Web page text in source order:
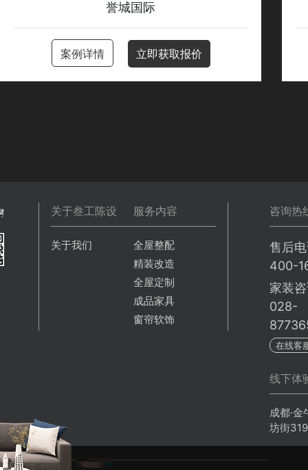
誉城国际
案例详情 立即获取报价
关于叁工陈设
关于我们
服务内容
全屋整配
精装改造
全屋定制
成品家具
窗帘软饰
咨询热
售后
400-
家装
028-
在线客
线下体
成都·金
坊街